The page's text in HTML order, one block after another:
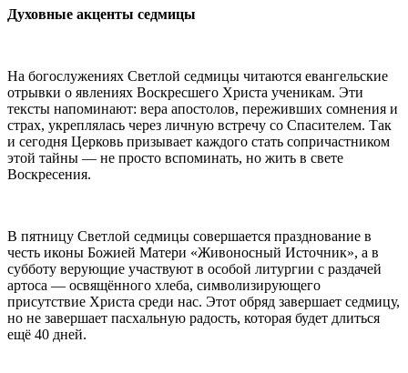
Духовные акценты седмицы
На богослужениях Светлой седмицы читаются евангельские
отрывки о явлениях Воскресшего Христа ученикам. Эти
тексты напоминают: вера апостолов, переживших сомнения и
страх, укреплялась через личную встречу со Спасителем. Так
и сегодня Церковь призывает каждого стать сопричастником
этой тайны — не просто вспоминать, но жить в свете
Воскресения.
В пятницу Светлой седмицы совершается празднование в
честь иконы Божией Матери «Живоносный Источник», а в
субботу верующие участвуют в особой литургии с раздачей
артоса — освящённого хлеба, символизирующего
присутствие Христа среди нас. Этот обряд завершает седмицу,
но не завершает пасхальную радость, которая будет длиться
ещё 40 дней.